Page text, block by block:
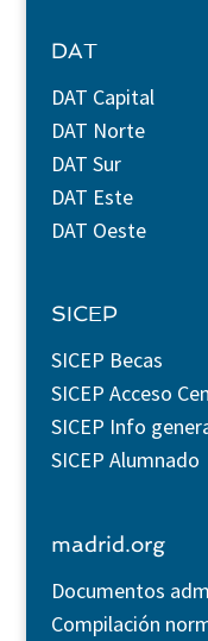
DAT
DAT Capital
DAT Norte
DAT Sur
DAT Este
DAT Oeste
SICEP
SICEP Becas
SICEP Acceso
SICEP Info
SICEP Alumnado
madrid.org
Documentos
Compilación